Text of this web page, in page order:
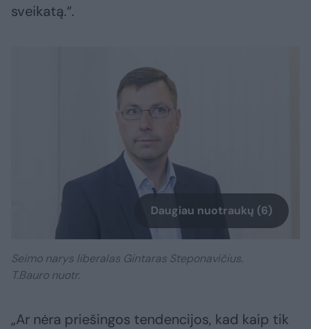
sveikatą.“.
Daugiau nuotraukų (6)
Seimo narys liberalas Gintaras Steponavičius.
T.Bauro nuotr.
„Ar nėra priešingos tendencijos, kad kaip tik